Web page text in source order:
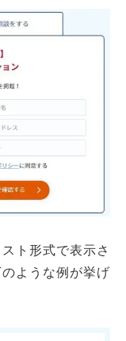
ト形式で表示さ
ような例が挙げ